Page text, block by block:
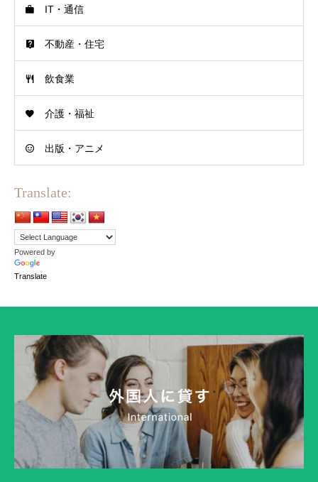
IT・通信
不動産・住宅
飲食業
介護・福祉
出版・アニメ
Translate:
Powered by
Translate